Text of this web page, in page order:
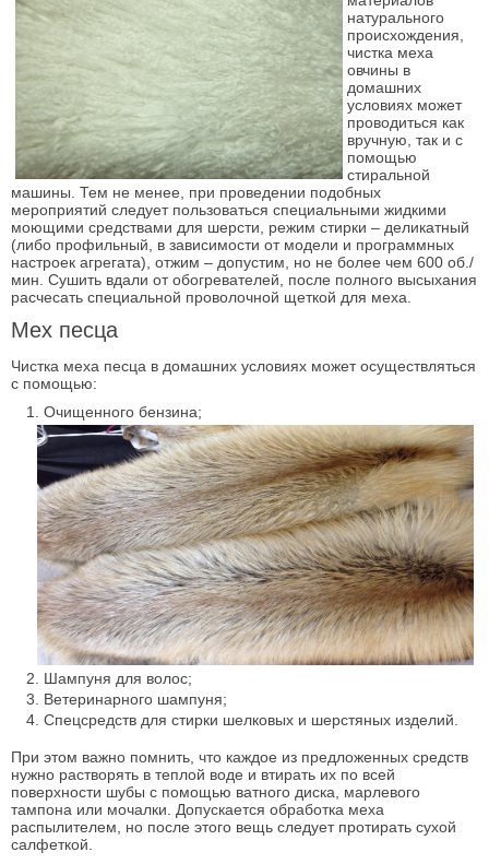
натурального
происхождения,
чистка меха
овчины в
домашних
условиях может
проводиться как
вручную, так и с
помощью
стиральной
машины. Тем не менее, при проведении подобных
мероприятий следует пользоваться специальными жидкими
моющими средствами для шерсти, режим стирки – деликатный
(либо профильный, в зависимости от модели и программных
настроек агрегата), отжим – допустим, но не более чем 600 об./
мин. Сушить вдали от обогревателей, после полного высыхания
расчесать специальной проволочной щеткой для меха.
Мех песца
Чистка меха песца в домашних условиях может осуществляться
с помощью:
Очищенного бензина;
Шампуня для волос;
Ветеринарного шампуня;
Спецсредств для стирки шелковых и шерстяных изделий.
При этом важно помнить, что каждое из предложенных средств
нужно растворять в теплой воде и втирать их по всей
поверхности шубы с помощью ватного диска, марлевого
тампона или мочалки. Допускается обработка меха
распылителем, но после этого вещь следует протирать сухой
салфеткой.